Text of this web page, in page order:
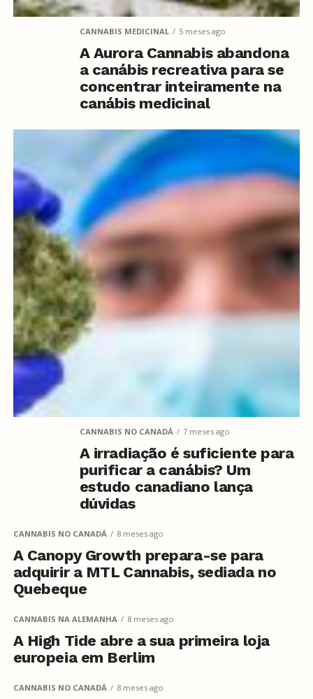
CANNABIS MEDICINAL 5 meses ago
A Aurora Cannabis abandona
a canábis recreativa para se
concentrar inteiramente na
canábis medicinal
CANNABIS NO CANADÁ 7 meses ago
A irradiação é suficiente para
purificar a canábis? Um
estudo canadiano lança
dúvidas
CANNABIS NO CANADÁ 8 meses ago
A Canopy Growth prepara-se para
adquirir a MTL Cannabis, sediada no
Quebeque
CANNABIS NA ALEMANHA 8 meses ago
A High Tide abre a sua primeira loja
europeia em Berlim
CANNABIS NO CANADÁ 8 meses ago